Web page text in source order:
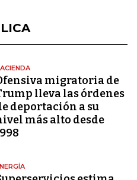
migratoria de
lleva las órdenes
deportación a su
más alto desde